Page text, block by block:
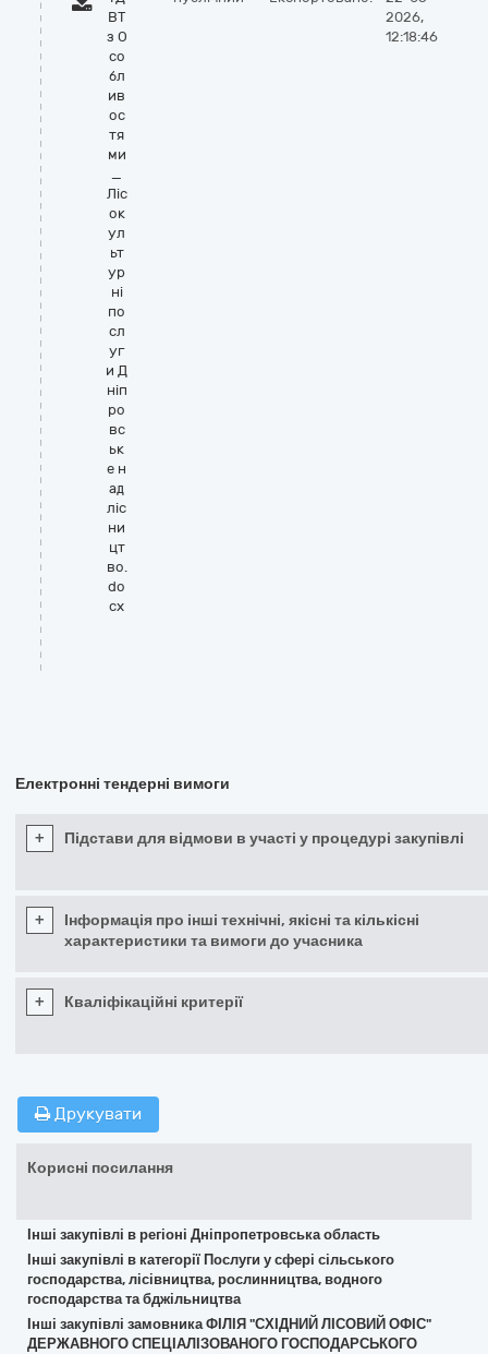
ВТ
з О
со
бл
ив
ос
тя
ми
_
Ліс
ок
ул
ьт
ур
ні
по
сл
уг
и Д
ніп
ро
вс
ьк
е н
ад
ліс
ни
цт
во.
do
cx
2026,
12:18:46
Електронні тендерні вимоги
+ Підстави для відмови в участі у процедурі закупівлі
+
Інформація про інші технічні, якісні та кількісні
характеристики та вимоги до учасника
+ Кваліфікаційні критерії
Друкувати
Корисні посилання
Інші закупівлі в регіоні Дніпропетровська область
Інші закупівлі в категорії Послуги у сфері сільського
господарства, лісівництва, рослинництва, водного
господарства та бджільництва
Інші закупівлі замовника ФІЛІЯ "СХІДНИЙ ЛІСОВИЙ ОФІС"
ДЕРЖАВНОГО СПЕЦІАЛІЗОВАНОГО ГОСПОДАРСЬКОГО